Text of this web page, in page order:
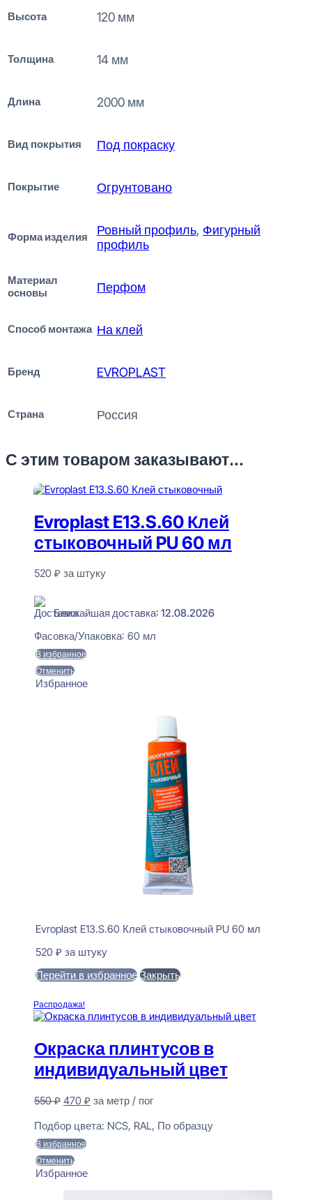
Высота 120 мм
Толщина 14 мм
Длина 2000 мм
Вид покрытия Под покраску
Покрытие Огрунтовано
Форма изделия Ровный профиль, Фигурный
профиль
Материал
основы
Перфом
Способ монтажа На клей
Бренд EVROPLAST
Страна Россия
С этим товаром заказывают...
Evroplast E13.S.60 Клей
стыковочный PU 60 мл
520 ₽ за штуку
Ближайшая доставка: 12.08.2026
Фасовка/Упаковка: 60 мл
В избранное
Отменить
Избранное
Evroplast E13.S.60 Клей стыковочный PU 60 мл
520 ₽ за штуку
Перейти в избранное Закрыть
Распродажа!
Окраска плинтусов в
индивидуальный цвет
550₽ Первоначальная
составляла
550 ₽.
470 ₽Текущая
470 ₽.
за метр / пог
Подбор цвета: NCS, RAL, По образцу
В избранное
Отменить
Избранное